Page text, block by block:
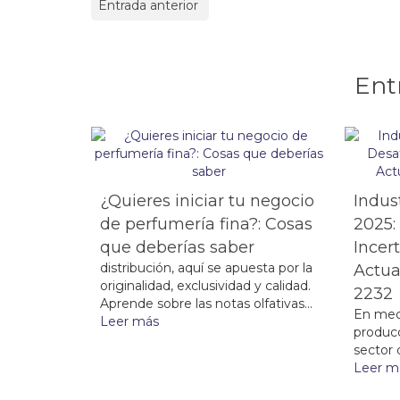
Entrada anterior
¿Quieres iniciar tu negocio
de perfumería fina?: Cosas
que deberías saber
distribución, aquí se apuesta por la
originalidad, exclusividad y calidad.
Aprende sobre las notas olfativas...
Leer más
2232
En
sector
Leer